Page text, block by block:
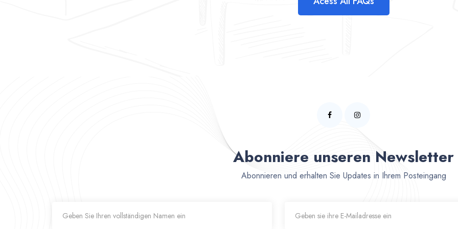
Abonniere unseren Newsletter
Abonnieren und erhalten Sie Updates in Ihrem Posteingang